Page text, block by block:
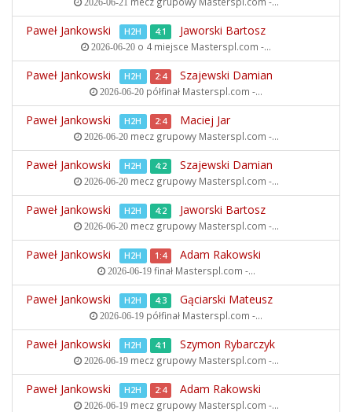
2026-06-21
Paweł Jankowski H2H 4:1 Jaworski Bartosz
2026-06-20 o 4 miejsce Masterspl.com -...
Paweł Jankowski H2H 2:4 Szajewski Damian
2026-06-20 półfinał Masterspl.com -...
Paweł Jankowski H2H 2:4 Maciej Jar
2026-06-20mecz grupowy Masterspl.com -...
Paweł Jankowski H2H 4:2 Szajewski Damian
2026-06-20mecz grupowy Masterspl.com -...
Paweł Jankowski H2H 4:2 Jaworski Bartosz
2026-06-20mecz grupowy Masterspl.com -...
Paweł Jankowski H2H 1:4 Adam Rakowski
2026-06-19finał Masterspl.com -...
Paweł Jankowski H2H 4:3 Gąciarski Mateusz
2026-06-19 półfinał Masterspl.com -...
Paweł Jankowski H2H 4:1 Szymon Rybarczyk
2026-06-19mecz grupowy Masterspl.com -...
Paweł Jankowski H2H 2:4 Adam Rakowski
2026-06-19mecz grupowy Masterspl.com -...